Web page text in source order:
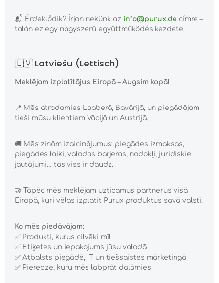
📬 Érdeklődik? Írjon nekünk az info@purux.de címre –
talán ez egy nagyszerű együttműködés kezdete.
🇱🇻 Latviešu (Lettisch)
Meklējam izplatītājus Eiropā – Augsim kopā!
📍 Mēs atrodamies Laaberā, Bavārijā, un piegādājam
tieši mūsu klientiem Vācijā un Austrijā.
🚚 Mēs zinām izaicinājumus: piegādes izmaksas,
piegādes laiki, valodas barjeras, nodokļi, juridiskie
jautājumi… tas viss ir daudz.
🤝
Tāpēc mēs meklējam uzticamus partnerus visā
Eiropā, kuri vēlas izplatīt Purux produktus savā valstī.
Ko mēs piedāvājam:
✅ Produkti, kurus cilvēki mīl
✅ Etiķetes un iepakojums jūsu valodā
✅ Atbalsts piegādē, IT un tiešsaistes mārketingā
✅ Pieredze, kuru mēs labprāt dalāmies